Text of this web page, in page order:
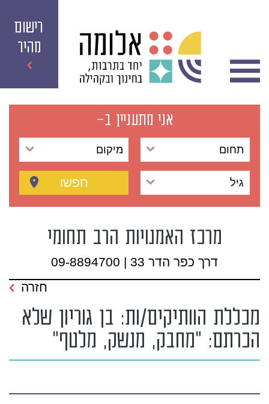
רישום
מהיר
אני מתעניין ב-
תחום מיקום
גיל חפשו
מרכז האמנויות הרב תחומי
דרך כפר הדר 33 | 09-8894700
מכללת הוותיקים/ות: בן גוריון שלא
הכרתם: "מחבק, מנשק, מלטף"
חזרה